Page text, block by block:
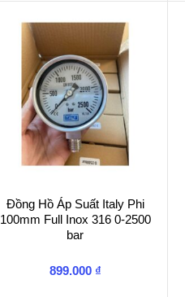
Đồng Hồ Áp Suất Italy Phi
100mm Full Inox 316 0-2500
bar
899.000 ₫